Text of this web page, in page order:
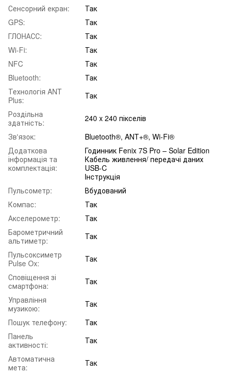
Сенсорний екран:
Так
GPS:
Так
ГЛОНАСС:
Так
Wi-Fi:
Так
NFC
Так
Bluetooth:
Так
Технологія ANT
Plus:
Так
Роздільна
здатність:
240 x 240 пікселів
Зв'язок:
Bluetooth®, ANT+®, Wi-Fi®
Додаткова
інформація та
комплектація:
Годинник Fenix 7S Pro – Solar Edition
Кабель живлення/ передачі даних
USB-C
Інструкція
Пульсометр:
Вбудований
Компас:
Так
Акселерометр:
Так
Барометричний
альтиметр:
Так
Пульсоксиметр
Pulse Ox:
Так
Сповіщення зі
смартфона:
Так
Управління
музикою:
Так
Пошук телефону:
Так
Панель
активності:
Так
Автоматична
мета:
Так